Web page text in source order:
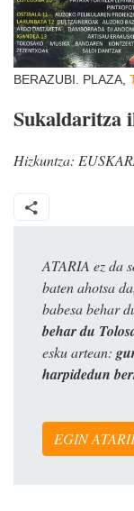
BERAZUBI. PLAZA,
Sukaldaritza
Hizkuntza:
ATARIA ez da
baten ahotsa
babesa behar
behar du
esku artean:
harpidedun
EGIN